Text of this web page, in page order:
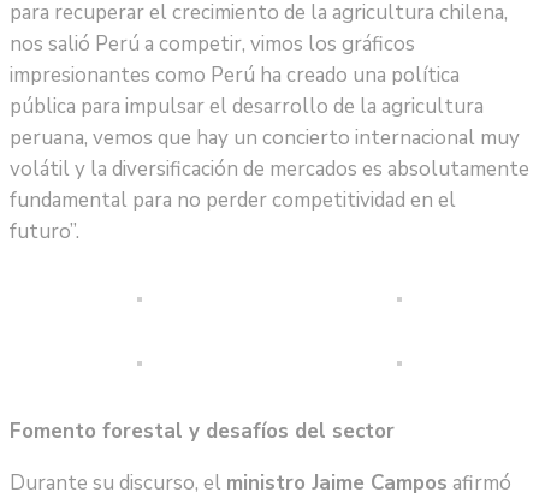
para recuperar el crecimiento de la agricultura chilena,
nos salió Perú a competir, vimos los gráficos
impresionantes como Perú ha creado una política
pública para impulsar el desarrollo de la agricultura
peruana, vemos que hay un concierto internacional muy
volátil y la diversificación de mercados es absolutamente
fundamental para no perder competitividad en el
futuro”.
Fomento forestal y desafíos del sector
Durante su discurso, el ministro Jaime Campos afirmó